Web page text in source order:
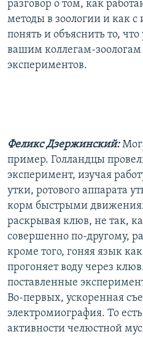
разговор о том, как
методы в зоологии и как
понять и объяснить то,
вашим коллегам-зоологам
экспериментов.
Феликс Дзержинский:
пример. Голландцы
эксперимент, изучая
утки, ротового аппарата
корм быстрыми
раскрывая клюв, не так,
совершенно по-другому,
кроме того, гоняя язык
прогоняет воду через
поставленные
Во-первых, ускоренная
электромиография. То
активности челюстной